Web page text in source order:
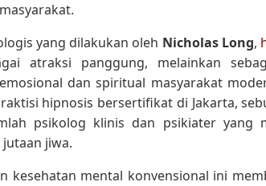
yang dilakukan oleh Nicholas Long,
atraksi panggung, melainkan
dan spiritual masyarakat
hipnosis bersertifikat di Jakarta,
psikolog klinis dan psikiater yang
jiwa.
kesehatan mental konvensional ini